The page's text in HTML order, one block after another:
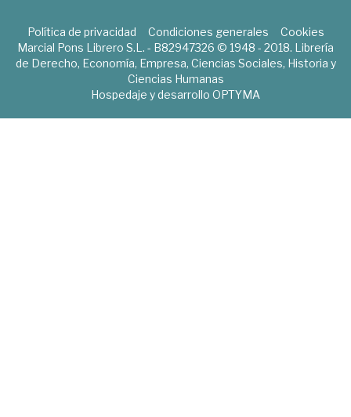
Política de privacidad Condiciones generales
Cookies
Marcial Pons Librero S.L. - B82947326 © 1948 - 2018. Librería
de Derecho, Economía, Empresa, Ciencias Sociales, Historia y
Ciencias Humanas
Hospedaje y desarrollo OPTYMA